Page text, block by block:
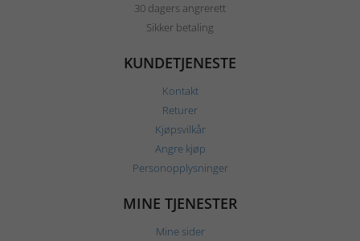
30 dagers angrerett
Sikker betaling
KUNDETJENESTE
Kontakt
Returer
Kjøpsvilkår
Angre kjøp
Personopplysninger
MINE TJENESTER
Mine sider